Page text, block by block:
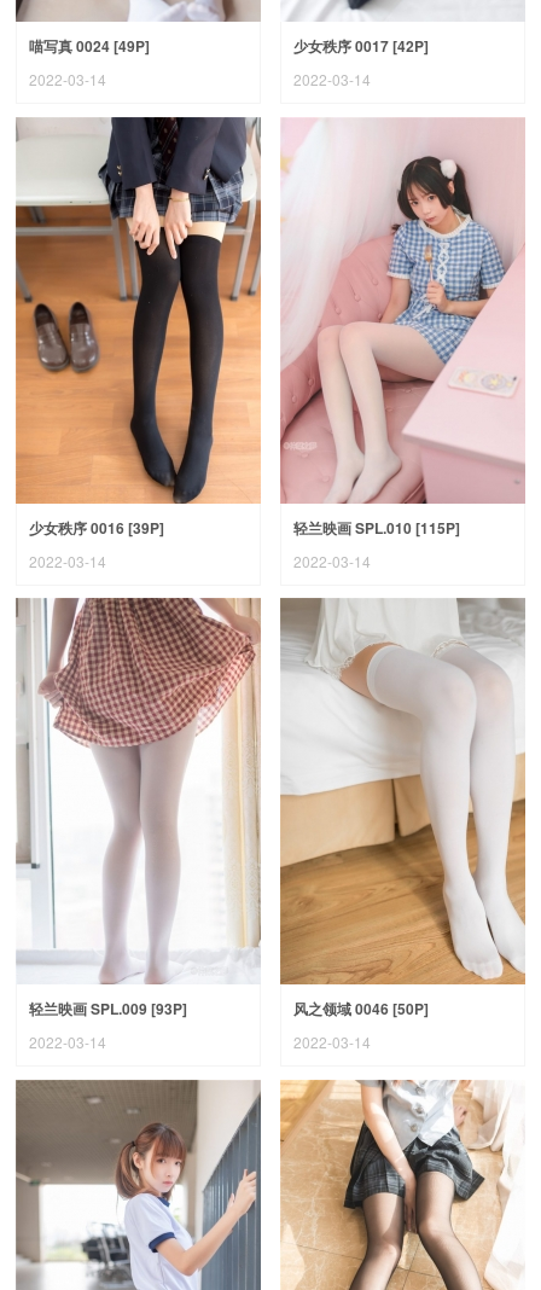
喵写真 0024 [49P]
2022-03-14
少女秩序 0017 [42P]
2022-03-14
少女秩序 0016 [39P]
2022-03-14
轻兰映画 SPL.010 [115P]
2022-03-14
轻兰映画 SPL.009 [93P]
2022-03-14
风之领域 0046 [50P]
2022-03-14